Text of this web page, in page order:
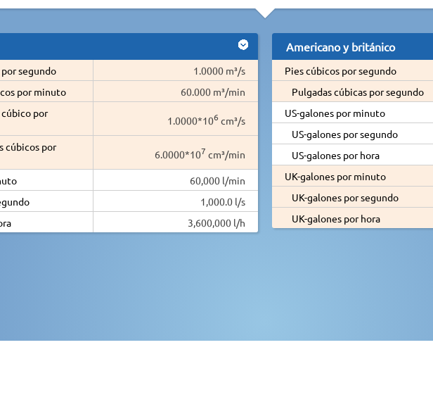
segundo
1.0000 m³/s
por minuto
60.000 m³/min
por
1.0000*106 cm³/s
cúbicos por
6.0000*107 cm³/min
60,000 l/min
1,000.0 l/s
3,600,000 l/h
Americano y británico
Pies cúbicos por segundo
Pulgadas cúbicas por segundo
US-galones por minuto
US-galones por segundo
US-galones por hora
UK-galones por minuto
UK-galones por segundo
UK-galones por hora